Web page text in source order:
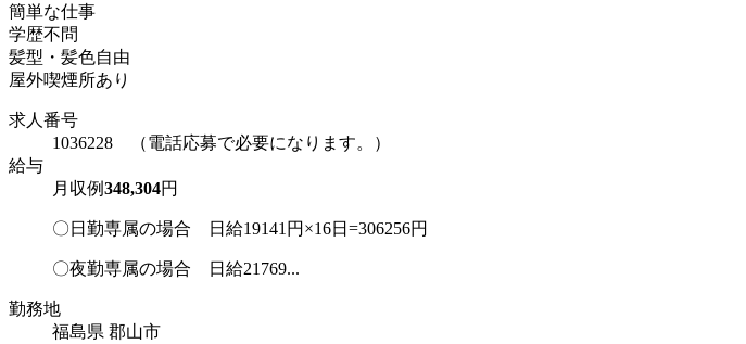
簡単な仕事
学歴不問
髪型・髪色自由
屋外喫煙所あり
求人番号
1036228 （電話応募で必要になります。）
給与
月収例348,304円
〇日勤専属の場合 日給19141円×16日=306256円
〇夜勤専属の場合 日給21769...
勤務地
福島県 郡山市